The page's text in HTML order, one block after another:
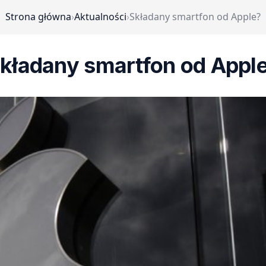
Strona główna›Aktualności›Składany smartfon od Apple?
smartfon od